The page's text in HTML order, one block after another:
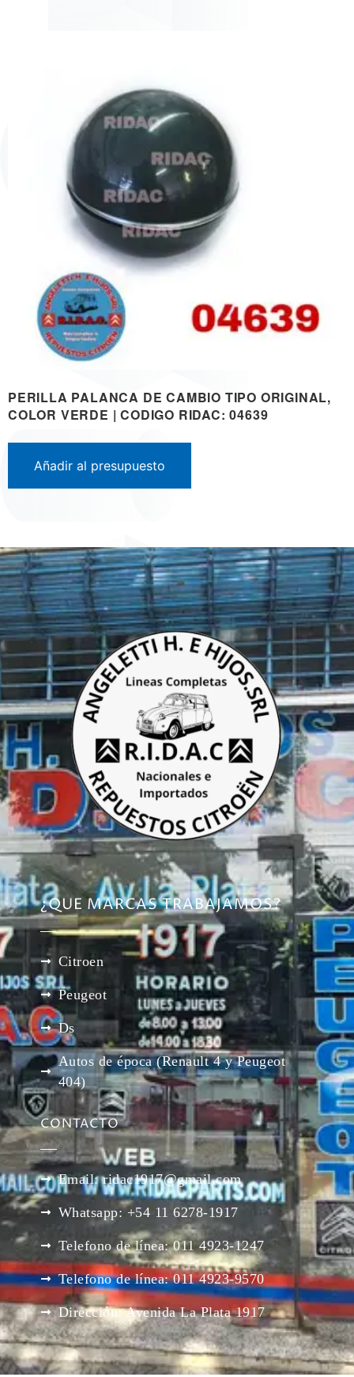
PERILLA PALANCA DE CAMBIO TIPO ORIGINAL,
COLOR VERDE | CODIGO RIDAC: 04639
Añadir al presupuesto
¿QUE MARCAS TRABAJAMOS?
Citroen
Peugeot
Ds
Autos de época (Renault 4 y Peugeot
404)
CONTACTO
Email: ridac1917@gmail.com
Whatsapp: +54 11 6278-1917
Telefono de línea: 011 4923-1247
Telefono de línea: 011 4923-9570
Dirección: Avenida La Plata 1917